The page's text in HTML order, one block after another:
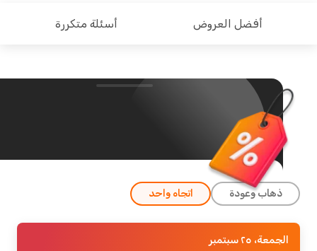
أفضل العروض أسئلة متكررة
ذهاب وعودة اتجاه واحد
- الخميس، ١٧ سبتمبر